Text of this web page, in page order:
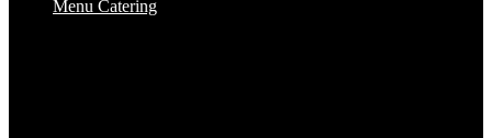
Menu Catering